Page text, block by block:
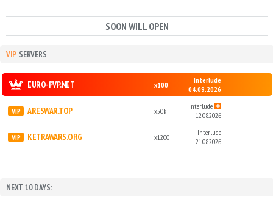
SOON WILL OPEN
VIP SERVERS
EURO-PVP.NET x100
Interlude
04.09.2026
ARESWAR.TOP x50k
Interlude
12.08.2026
KETRAWARS.ORG x1200
Interlude
21.08.2026
NEXT 10 DAYS: